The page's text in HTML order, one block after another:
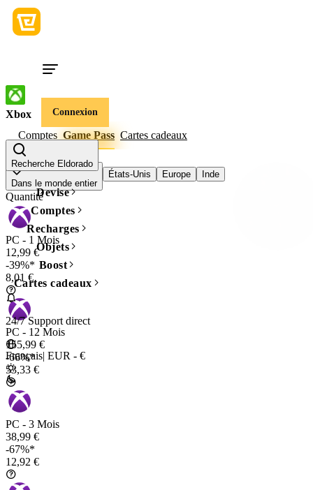
Connexion
Recherche Eldorado
Devise
Comptes
Recharges
Objets
Boost
Cartes cadeaux
24/7 Support direct
Français| EUR - €
Xbox
Comptes Game Pass Cartes cadeaux
Région du jeu
Dans le monde entier
États-Unis Europe Inde
Quantité
PC - 1 Mois
12,99 €
-39%*
8,01 €
PC - 12 Mois
155,99 €
-66%*
53,33 €
PC - 3 Mois
38,99 €
-67%*
12,92 €